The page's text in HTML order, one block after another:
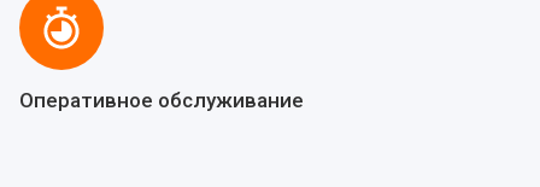
Оперативное обслуживание